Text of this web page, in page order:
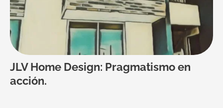
JLV Home Design: Pragmatismo en
acción.